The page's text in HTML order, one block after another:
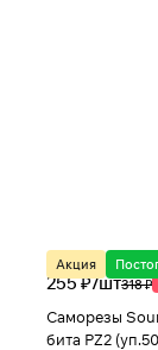
Акция
255 ₽/шт318 ₽
Саморезы
бита PZ2